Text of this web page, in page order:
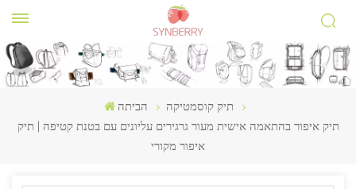
הביתה
תיק קוסמטיקה
תיק איפור בהתאמה אישית מעור גרגירים עליונים עם בטנת קטיפה | תיק
איפור מקורי